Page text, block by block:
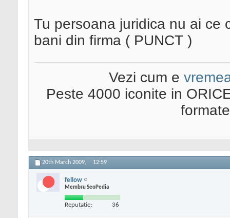
Tu persoana juridica nu ai ce
bani din firma ( PUNCT )
Vezi cum e
Peste 4000 iconite in
20th March 2009, 12:59
fellow
Membru SeoPedia
Reputatie: 36